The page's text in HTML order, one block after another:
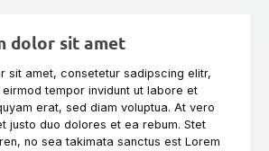
dolor sit amet
sit amet, consetetur sadipscing elitr,
tempor invidunt ut labore et
erat, sed diam voluptua. At vero
justo duo dolores et ea rebum. Stet
no sea takimata sanctus est Lorem